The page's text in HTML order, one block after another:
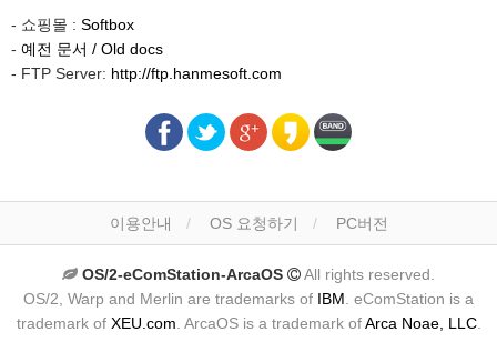
- 쇼핑몰 : Softbox
- 예전 문서 / Old docs
- FTP Server: http://ftp.hanmesoft.com
이용안내 OS 요청하기 PC버전
OS/2-eComStation-ArcaOS
All rights reserved.
OS/2, Warp and Merlin are trademarks of IBM . eComStation is a
trademark of XEU.com . ArcaOS is a trademark ofArca Noae, LLC.